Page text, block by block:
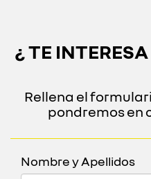
¿ TE
Rellena el
pondremos en
Nombre y Apellidos